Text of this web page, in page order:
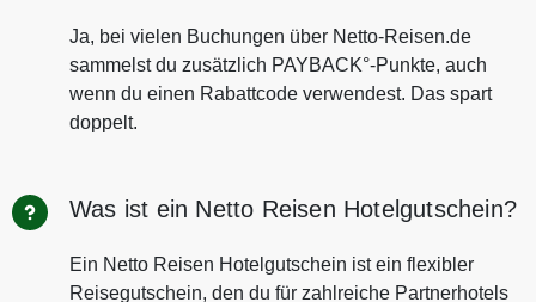
Ja, bei vielen Buchungen über Netto-Reisen.de
sammelst du zusätzlich PAYBACK°-Punkte, auch
wenn du einen Rabattcode verwendest. Das spart
doppelt.
Was ist ein Netto Reisen Hotelgutschein?
Ein Netto Reisen Hotelgutschein ist ein flexibler
Reisegutschein, den du für zahlreiche Partnerhotels